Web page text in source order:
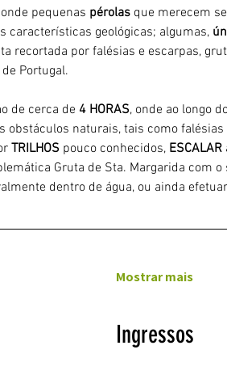
pequenas pérolas que merecem
características geológicas; algumas,
recortada por falésias e escarpas,
Portugal.
de cerca de 4 HORAS, onde ao longo
obstáculos naturais, tais como
TRILHOS pouco conhecidos, ESCALAR
Gruta de Sta. Margarida com o
dentro de água, ou ainda
Mostrar mais
Ingressos